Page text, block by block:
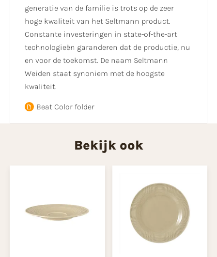
generatie van de familie is trots op de zeer
hoge kwaliteit van het Seltmann product.
Constante investeringen in state-of-the-art
technologieën garanderen dat de productie, nu
en voor de toekomst. De naam Seltmann
Weiden staat synoniem met de hoogste
kwaliteit.
Beat Color folder
Bekijk ook